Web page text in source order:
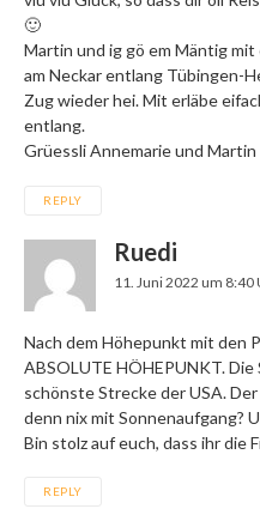
🙂
Martin und ig gö em Mäntig
am Neckar entlang Tübingen-
Zug wieder hei. Mit erläbe
entlang.
Grüessli Annemarie und Martin
REPLY
Ruedi
11. Juni 2022 um 8:40
Nach dem Höhepunkt mit den
ABSOLUTE HÖHEPUNKT.
schönste Strecke der USA.
denn nix mit Sonnenaufgang?
Bin stolz auf euch, dass ihr die
REPLY